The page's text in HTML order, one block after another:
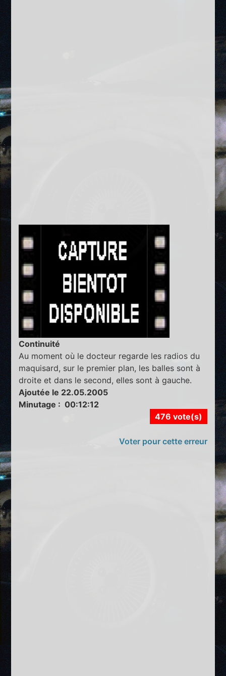
Continuité
Au moment où le docteur regarde les radios du
maquisard, sur le premier plan, les balles sont à
droite et dans le second, elles sont à gauche.
Ajoutée le 22.05.2005
Minutage : 00:12:12
476 vote(s)
Voter pour cette erreur